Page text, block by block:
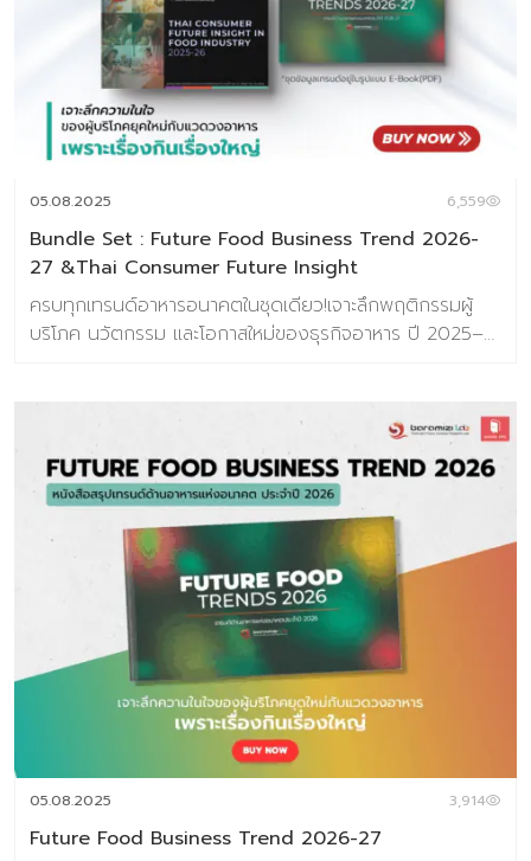
05.08.2025 6,559
Bundle Set : Future Food Business Trend 2026-
27 &Thai Consumer Future Insight
ครบทุกเทรนด์อาหารอนาคตในชุดเดียว!เจาะลึกพฤติกรรมผู้
บริโภค นวัตกรรม และโอกาสใหม่ของธุรกิจอาหาร ปี 2025–
ธุรกิจอาหาร ทั้งในวันนี้และอนาคต ในเซ็ตประกอบด้วยหนังสือ
2 เล่ม 1.Thai Consumer Future Insight in Food
Industry หนังสือที่เจาะลึกทุกอินไซต์สำคัญของผู้บริโภคไทยใน
โลกอาหารปี 2025–2026 2.Future Food Business
Trend 2026-2027 หนังสือสรุปเทรนด์ด้านอาหารแห่ง
อนาคต ประจำปี 2026 (ชุดข้อมูลเทรนด์อยู่ในรูปแบบ E-
Book สามารถดาวน์โหลดอ่านได้ทันที) พิเศษราคา
6,384 บาท จากราคาเต็ม 7,980 บาท ชุดข้อมูลที่ 1 Thai
Consumer Future Insight in Food Industry เจาะลึก
ความในใจของผู้บริโภคยุดใหม่กับแวดวงอาหาร เพราะเรื่องกิน
เรื่องใหญ่ เนื้อหาภายเล่ม ประกอบด้วย Introduction แนวคิด
ทฤษฎีและสมมติฐานงานวิจัย บทที่ 1 Respondents’ Profile
กลุ่มตัวอย่างงานวิจัย บทที่ 2 Food in Thais’ Life –
Occasion อาหารกับโอกาสในชีวิตประจำวัน บทที่ 3 Update
Eating & Buying Behavior รูปแบบการกินและการตัดสินใจซ
[…]
05.08.2025 3,914
Future Food Business Trend 2026-27